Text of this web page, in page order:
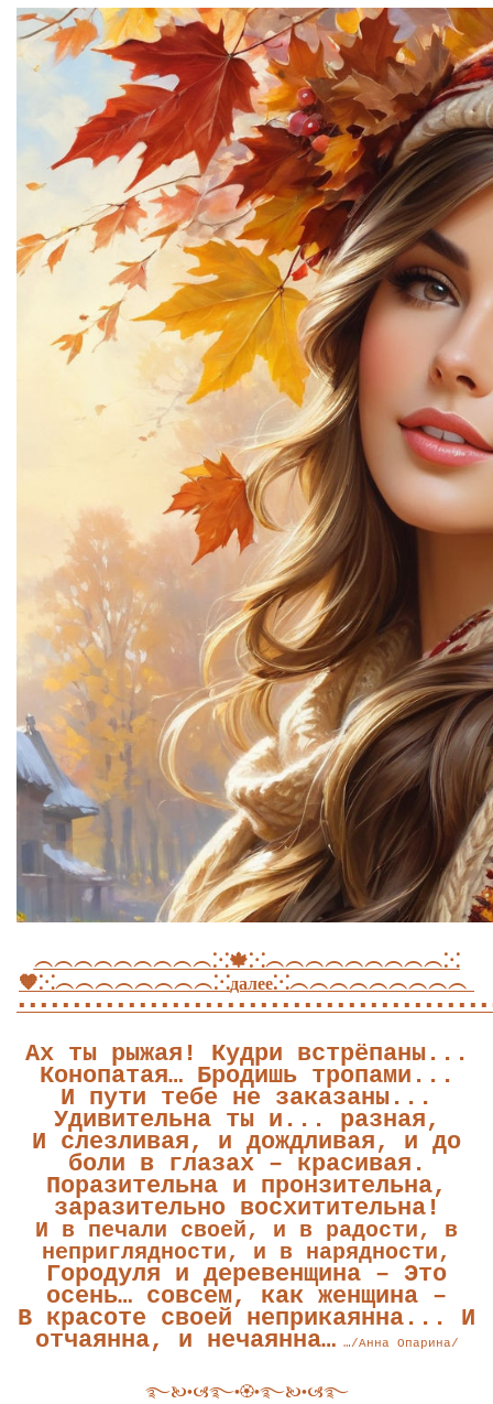
︵︵︵︵︵︵︵︵︵⁙🍁⁙︵︵︵︵︵︵︵︵︵⁙
🧡⁙︵︵︵︵︵︵︵︵⁙далее⁙︵︵︵︵︵︵︵︵︵
Ах ты рыжая! Кудри встрёпаны...
Конопатая… Бродишь тропами...
И пути тебе не заказаны...
Удивительна ты и... разная,
И слезливая, и дождливая, и до
боли в глазах – красивая.
Поразительна и пронзительна,
заразительно восхитительна!
И в печали своей, и в радости, в
неприглядности, и в нарядности,
Городуля и деревенщина – Это
осень… совсем, как женщина –
В красоте своей неприкаянна... И
отчаянна, и нечаянна……/Анна Опарина/
࿐🙤•🙦࿐•🏵•࿐🙤•🙦࿐